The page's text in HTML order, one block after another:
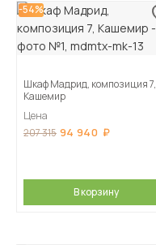
-54%
Шкаф Мадрид, композиция 7,
Кашемир
Цена
207 315 94 940
В корзину